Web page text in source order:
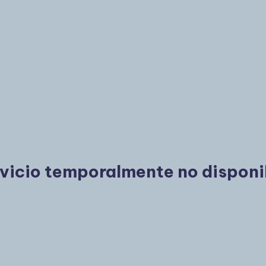
temporalmente no